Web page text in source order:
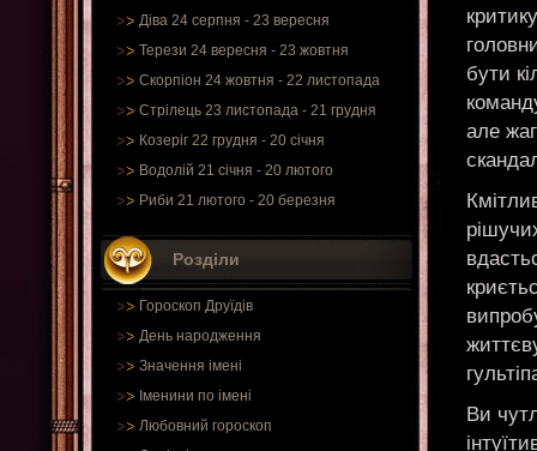
Діва 24 серпня - 23 вересня
Терези 24 вересня - 23 жовтня
Скорпіон 24 жовтня - 22 листопада
Стрілець 23 листопада - 21 грудня
Козеріг 22 грудня - 20 січня
Водолій 21 січня - 20 лютого
Риби 21 лютого - 20 березня
Розділи
Гороскоп Друїдів
День народження
Значення імені
Іменини по імені
Любовний гороскоп
бути
але
Ви